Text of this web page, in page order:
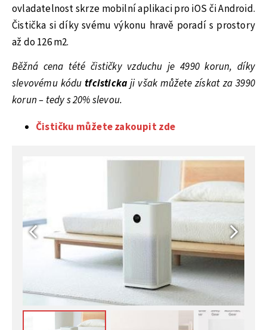
ovladatelnost skrze mobilní aplikaci pro iOS či Android.
Čistička si díky svému výkonu hravě poradí s prostory
až do 126 m2.
Běžná cena tété čističky vzduchu je 4990 korun, díky
slevovému kódutfcisticka ji však můžete získat za 3990
korun – tedy s 20% slevou.
Čističku můžete zakoupit zde